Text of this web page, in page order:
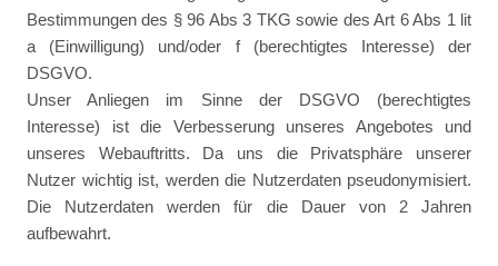
Bestimmungen des § 96 Abs 3 TKG sowie des Art 6 Abs 1 lit
a (Einwilligung) und/oder f (berechtigtes Interesse) der
DSGVO.
Unser Anliegen im Sinne der DSGVO (berechtigtes
Interesse) ist die Verbesserung unseres Angebotes und
unseres Webauftritts. Da uns die Privatsphäre unserer
Nutzer wichtig ist, werden die Nutzerdaten pseudonymisiert.
Die Nutzerdaten werden für die Dauer von 2 Jahren
aufbewahrt.